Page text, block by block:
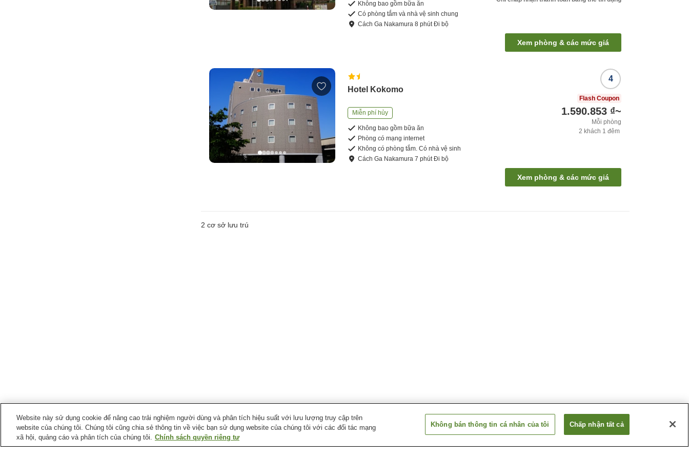
Không bao gồm bữa ăn
Có phòng tắm và nhà vệ sinh chung
CáchGa Nakamura 8 phútĐi bộ
Xem phòng & các mức giá
Hotel Kokomo
Miễn phí hủy
Không bao gồm bữa ăn
Phòng có mạng internet
Không có phòng tắm. Có nhà vệ sinh
CáchGa Nakamura 7 phútĐi bộ
4
Flash Coupon
1.590.853 ₫~
Mỗi phòng
2 khách 1 đêm
Xem phòng & các mức giá
2 cơ sở lưu trú
Ga xe lửa tại Thành phố Shimanto
Website này sử dụng cookie để nâng cao trải nghiệm người dùng và phân tích hiệu suất với lưu lượng truy cập trên
website của chúng tôi. Chúng tôi cũng chia sẻ thông tin về việc bạn sử dụng website của chúng tôi với các đối tác mạng
xã hội, quảng cáo và phân tích của chúng tôi. Chính sách quyền riêng tư
Không bán thông tin cá nhân của tôi Chấp nhận tất cả